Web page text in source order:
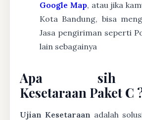
Google Map, atau jika
Kota Bandung, bisa
Jasa pengiriman seperti
lain sebagainya
Apa sih
Kesetaraan Paket C
Ujian Kesetaraan adalah